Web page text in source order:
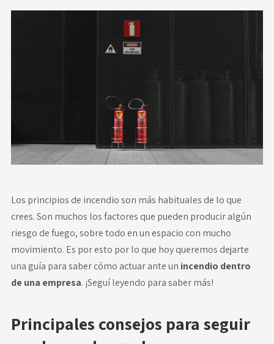
Trabaja con nosotros
Novedades
Faq
Contacto
Área de clientes
Los principios de incendio son más habituales de lo que
crees. Son muchos los factores que pueden producir algún
riesgo de fuego, sobre todo en un espacio con mucho
movimiento. Es por esto por lo que hoy queremos dejarte
una guía para saber cómo actuar ante un incendio dentro
de una empresa. ¡Seguí leyendo para saber más!
Principales consejos para seguir